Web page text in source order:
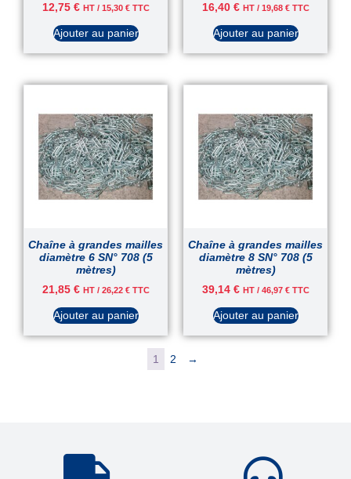
12,75 € HT / 15,30 €TTC
Ajouter au panier
16,40 € HT / 19,68 €TTC
Ajouter au panier
Chaîne à grandes mailles
diamètre 6 SN° 708 (5
mètres)
21,85 € HT / 26,22 €TTC
Ajouter au panier
Chaîne à grandes mailles
diamètre 8 SN° 708 (5
mètres)
39,14 € HT / 46,97 €TTC
Ajouter au panier
1 2 →